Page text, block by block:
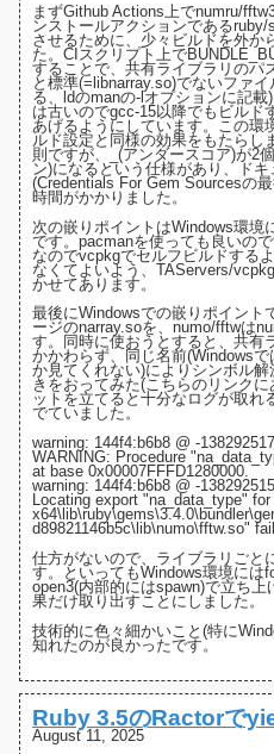
まずGithub Actions上でnumru/
ンストールアクションであるruby/
させるために、少々ビルドを外か
た。 CIスクリプト上で
する ことで、共有ライブラリのパ
と標準(=libnarray.so)でないファ
る、
ldのmanの-lオプションに記載
は古いのでgcc-15以降でもビルド
あげるようにしています。この環
ルド設定 と同様の効果をもたらし
則ですが、_(アンダースコア)が2
ン)になるという仕様があり、 ド
(Credentials For Gem Sourcesの
時間がかかりました。
次の嵌りポイントはWindows環境
です。pacmanを使っても良いの
なのでvcpkgでセルフビルドする
なくてよいよう、 TAServers/
かせてあります。
最後にWindowsでの嵌りポイント
ージのnarray.soを、numo/fftwは
す。同時に使おうとすると、共有
かかわらず、同じ名前(Windows
か見てくれない)によりシンボル
きをおってみた(こちらのリンク
ットを立てると十分なログが取れ
でていました。
warning: 144f4:b6b8 @ -
WARNING: Procedure
at base 0x00007FFFD1280000.
warning: 144f4:b6b8 @ -
Locating export "na_data_type"
d89821146b5c\lib\numo\fftw.so"
仕方がないので、ライブラリごと
す。といってもWindows環境には
open3(内部的にはspawn)で立ち
果だけ取り出す ことにしました。
技術的に色々細かいこと(特に
知れたのが良かったです。
Ruby 3.5のRactorで
August 11, 2025